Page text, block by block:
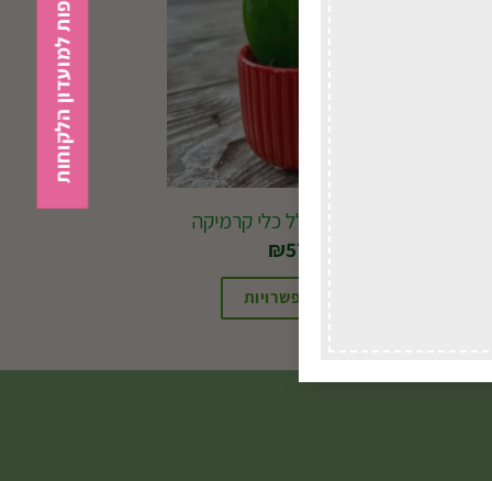
בת שבע לב כולל כלי קרמיקה
₪57.00
בחירת אפשרויות
הצטרפות למועדון הלקוחות